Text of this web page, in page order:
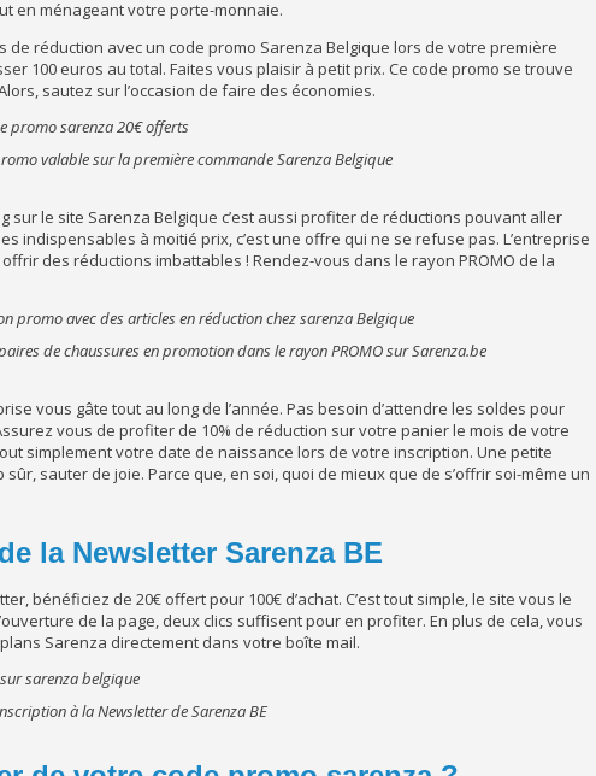
en ménageant votre porte-monnaie.
de réduction avec un code promo Sarenza Belgique lors de votre première
100 euros au total. Faites vous plaisir à petit prix. Ce code promo se trouve
sautez sur l’occasion de faire des économies.
valable sur la première commande Sarenza Belgique
sur le site Sarenza Belgique c’est aussi profiter de réductions pouvant aller
indispensables à moitié prix, c’est une offre qui ne se refuse pas. L’entreprise
des réductions imbattables ! Rendez-vous dans le rayon PROMO de la
de chaussures en promotion dans le rayon PROMO sur Sarenza.be
vous gâte tout au long de l’année. Pas besoin d’attendre les soldes pour
vous de profiter de 10% de réduction sur votre panier le mois de votre
simplement votre date de naissance lors de votre inscription. Une petite
sauter de joie. Parce que, en soi, quoi de mieux que de s’offrir soi-même un
la Newsletter Sarenza BE
bénéficiez de 20€ offert pour 100€ d’achat. C’est tout simple, le site vous le
de la page, deux clics suffisent pour en profiter. En plus de cela, vous
Sarenza directement dans votre boîte mail.
à la Newsletter de Sarenza BE